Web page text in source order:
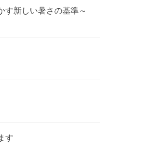
す新しい暑さの基準～
す